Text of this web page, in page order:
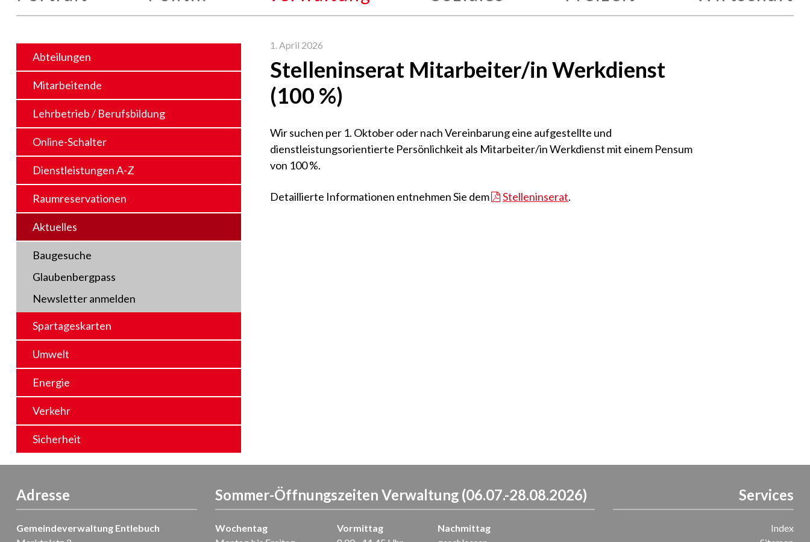
Abteilungen
Mitarbeitende
Lehrbetrieb / Berufsbildung
Online-Schalter
Dienstleistungen A-Z
Raumreservationen
Aktuelles
Baugesuche
Glaubenbergpass
Newsletter anmelden
Spartageskarten
Umwelt
Energie
Verkehr
Sicherheit
1. April 2026
Stelleninserat Mitarbeiter/in Werkdienst
(100 %)
Wir suchen per 1. Oktober oder nach Vereinbarung eine aufgestellte und
dienstleistungsorientierte Persönlichkeit als Mitarbeiter/in Werkdienst mit einem Pensum
von 100 %.
Detaillierte Informationen entnehmen Sie dem Stelleninserat.
Adresse
Gemeindeverwaltung Entlebuch
Sommer-Öffnungszeiten Verwaltung (06.07.-28.08.2026)
Wochentag Vormittag
Nachmittag
Services
Index